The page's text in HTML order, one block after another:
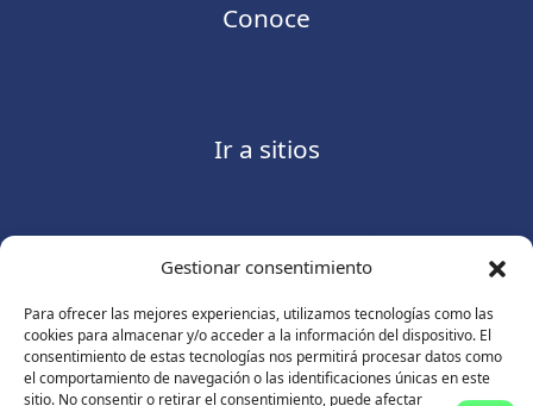
Gestionar consentimiento
Para ofrecer las mejores experiencias, utilizamos tecnologías como las
cookies para almacenar y/o acceder a la información del dispositivo. El
consentimiento de estas tecnologías nos permitirá procesar datos como
el comportamiento de navegación o las identificaciones únicas en este
sitio. No consentir o retirar el consentimiento, puede afectar
Conoce
Ir a sitios
Contáctanos